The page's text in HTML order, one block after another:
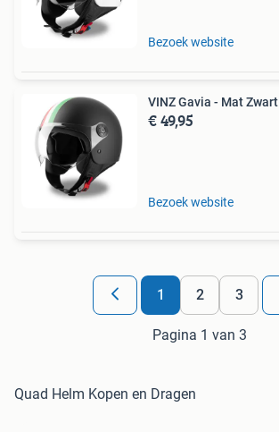
Bezoek website
VINZ Gavia - Mat Zwart
€ 49,95
Bezoek website
1 2 3
Pagina 1 van 3
Quad Helm Kopen en Dragen